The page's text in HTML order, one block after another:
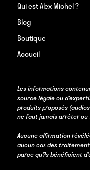
Qui est Alex Michel ?
Blog
Boutique
Accueil
Les informations
source légale ou
produits proposés
ne faut jamais arrêter ou
Aucune affirmation
aucun cas des
parce qu’ils bénéficient